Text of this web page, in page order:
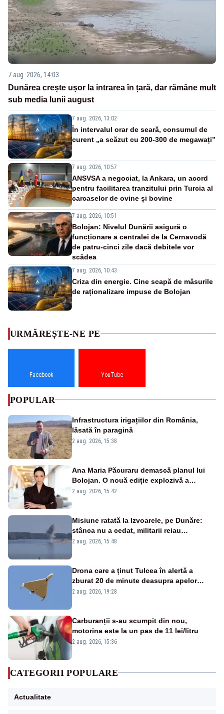
7 aug. 2026, 14:03
Dunărea crește ușor la intrarea în țară, dar rămâne mult
sub media lunii august
7 aug. 2026, 13:02
În intervalul orar de seară, consumul de
curent „a scăzut cu 200-300 de megawați”
7 aug. 2026, 10:57
ANSVSA a negociat, la Ankara, un acord
pentru facilitarea tranzitului prin Turcia al
carcaselor de ovine și bovine
7 aug. 2026, 10:51
Bolojan: Nivelul Dunării asigură o
funcționare a centralei de la Cernavodă
de patru-cinci zile dacă debitele vor
scădea
7 aug. 2026, 10:43
Criza din energie. Cine scapă de măsurile
de raționalizare impuse de Bolojan
URMĂREȘTE-NE PE
Facebook YouTube
POPULAR
Infrastructura irigațiilor din România,
lăsată în paragină
2 aug. 2026, 15:38
Ana Maria Păcuraru demască planul lui
Bolojan. O nouă ediție explozivă a
emisiunii „Miza Zilei” la Realitatea PLUS
2 aug. 2026, 15:42
Misiune ratată la Izvoarele, pe Dunăre:
stânca nu a cedat, militarii reiau
detonările luni – VIDEO
2 aug. 2026, 15:48
Drona care a ținut Tulcea în alertă a
zburat 20 de minute deasupra apelor
României. Au fost ridicate două F-16
2 aug. 2026, 19:28
Carburanții s-au scumpit din nou,
motorina este la un pas de 11 lei/litru
2 aug. 2026, 15:36
CATEGORII POPULARE
Actualitate